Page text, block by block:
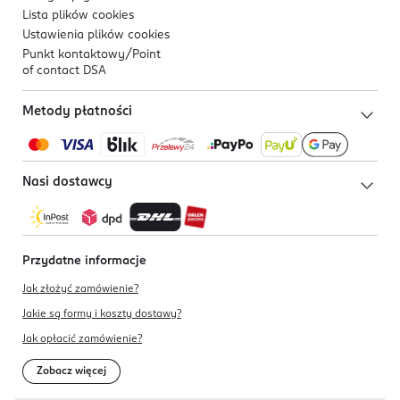
Lista plików cookies
Ustawienia plików cookies
Punkt kontaktowy/ Point
of contact DSA
Metody płatności
Nasi dostawcy
Przydatne informacje
Jak złożyć zamówienie?
Jakie są formy i koszty dostawy?
Jak opłacić zamówienie?
Zobacz więcej